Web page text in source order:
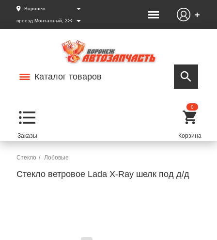
Воронеж
проезд Монтажный, 3Ж
Каталог товаров
0
Стекло Лобовые
Стекло ветровое Lada X-Ray шелк под д/д